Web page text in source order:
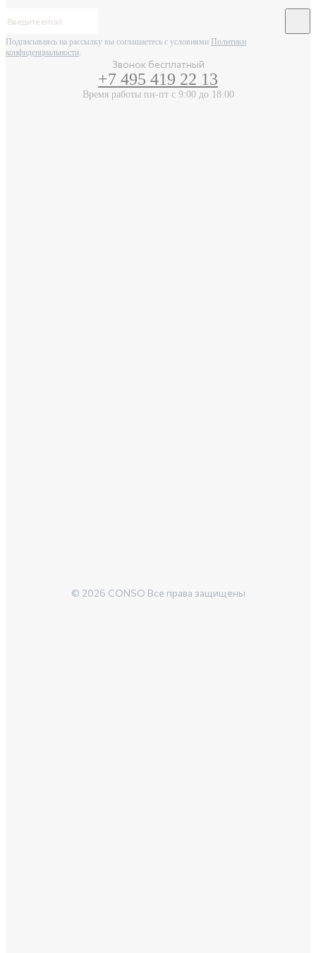
Звонок бесплатный
+7 495 419 22 13
Время работы пн-пт с 9:00 до 18:00
Подписываясь на рассылку вы соглашаетесь с условиями Политики
конфиденциальности.
© 2026 CONSO Все права защищены